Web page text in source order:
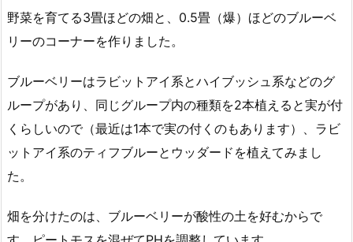
野菜を育てる3畳ほどの畑と、0.5畳（爆）ほどのブルーベ
リーのコーナーを作りました。
ブルーベリーはラビットアイ系とハイブッシュ系などのグ
ループがあり、同じグループ内の種類を2本植えると実が付
くらしいので（最近は1本で実の付くのもあります）、ラビ
ットアイ系のティフブルーとウッダードを植えてみまし
た。
畑を分けたのは、ブルーベリーが酸性の土を好むからで